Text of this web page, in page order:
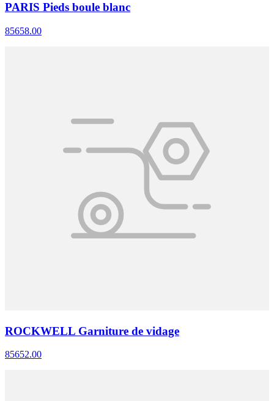
PARIS Pieds boule blanc
85658.00
ROCKWELL Garniture de vidage
85652.00